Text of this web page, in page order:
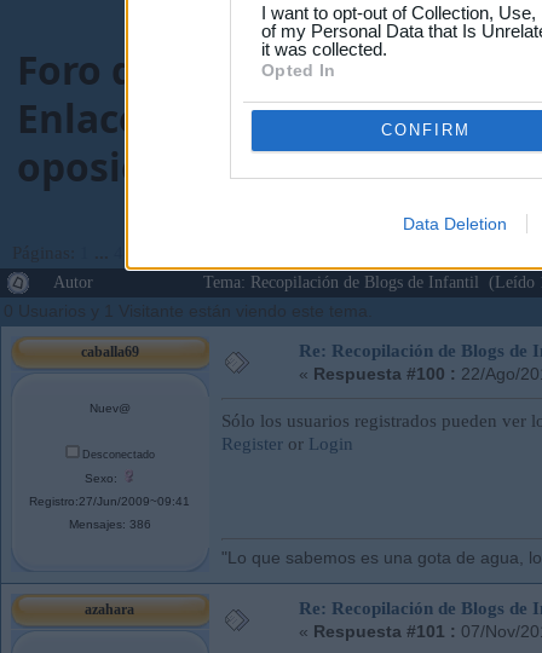
I want to opt-out of Collection,
of my Personal Data that Is
it was collected.
Opted In
CONFIRM
Data Deletion
Foro de Maestros25
Enlaces recomendados
oposiciones> Tema:
Páginas: ...
Autor
Tema: Recopilación de Blogs de Infantil (Leído
0 Usuarios y 1 Visitante están viendo este tema.
caballa69
Nuev@
Desconectado
Sexo:
Registro:27/Jun/2009~09:41
Mensajes: 386
Re: Recopilación de Blogs de
« Respuesta #100 : 22/Ago/
Sólo los usuarios registrados pueden ver
Register or Login
"Lo que sabemos es una gota de agua,
azahara Re: Recopilación de Blogs de
« Respuesta #101 : 07/Nov/